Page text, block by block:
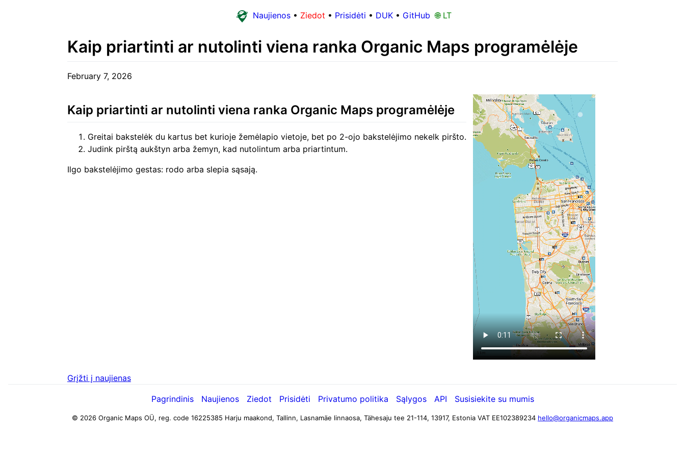
Naujienos • Ziedot • Prisidėti • DUK • GitHub 🌐 LT
Kaip priartinti ar nutolinti viena ranka Organic Maps programėlėje
February 7, 2026
Kaip priartinti ar nutolinti viena ranka Organic Maps programėlėje
Greitai bakstelėk du kartus bet kurioje žemėlapio vietoje, bet po 2-ojo bakstelėjimo nekelk piršto.
Judink pirštą aukštyn arba žemyn, kad nutolintum arba priartintum.
Ilgo bakstelėjimo gestas: rodo arba slepia sąsają.
Grįžti į naujienas
Pagrindinis Naujienos Ziedot Prisidėti Privatumo politika Sąlygos API Susisiekite su mumis
© 2026 Organic Maps OÜ, reg. code 16225385 Harju maakond, Tallinn, Lasnamäe linnaosa, Tähesaju tee 21-114, 13917, Estonia VAT EE102389234 hello@organicmaps.app